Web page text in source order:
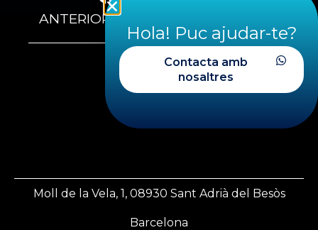
ANTERIOR
Moll de la Vela, 1, 08930 Sant Adrià del Besòs
Barcelona
Hola! Puc ajudar-te?
Contacta amb
nosaltres